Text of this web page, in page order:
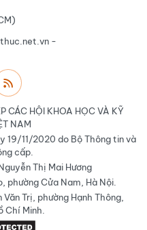
-
CÁC HỘI KHOA HỌC VÀ KỸ
NAM
19/11/2020 do Bộ Thông tin và
cấp.
Thị Mai Hương
phường Cửa Nam, Hà Nội.
Trị, phường Hạnh Thông,
Chí Minh.